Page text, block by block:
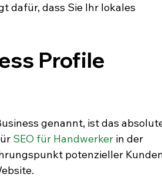
dafür, dass Sie Ihr lokales
Profile
genannt, ist das
SEO für Handwerker in der
potenzieller